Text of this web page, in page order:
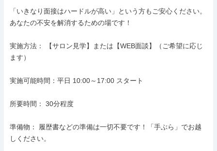
「いきなり面接はハードルが高い」という方もご安心ください。
あなたの不安を解消するための場です！
実施方法： 【サロン見学】または【WEB面談】（ご希望に応じ
ます）
実施可能時間：平日 10:00～17:00 スタート
所要時間： 30分程度
準備物： 履歴書などの準備は一切不要です！「手ぶら」でお越
しください。